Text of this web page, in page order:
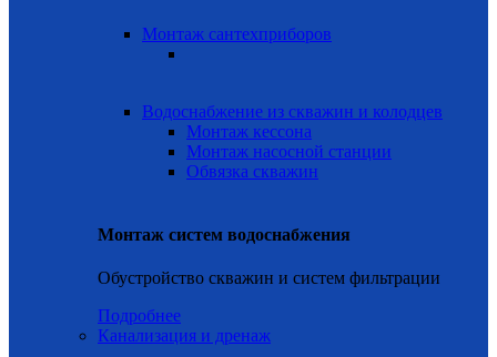
Монтаж сантехприборов
Водоснабжение из скважин и колодцев
Монтаж кессона
Монтаж насосной станции
Обвязка скважин
Монтаж систем водоснабжения
Обустройство скважин и систем фильтрации
Подробнее
Канализация и дренаж